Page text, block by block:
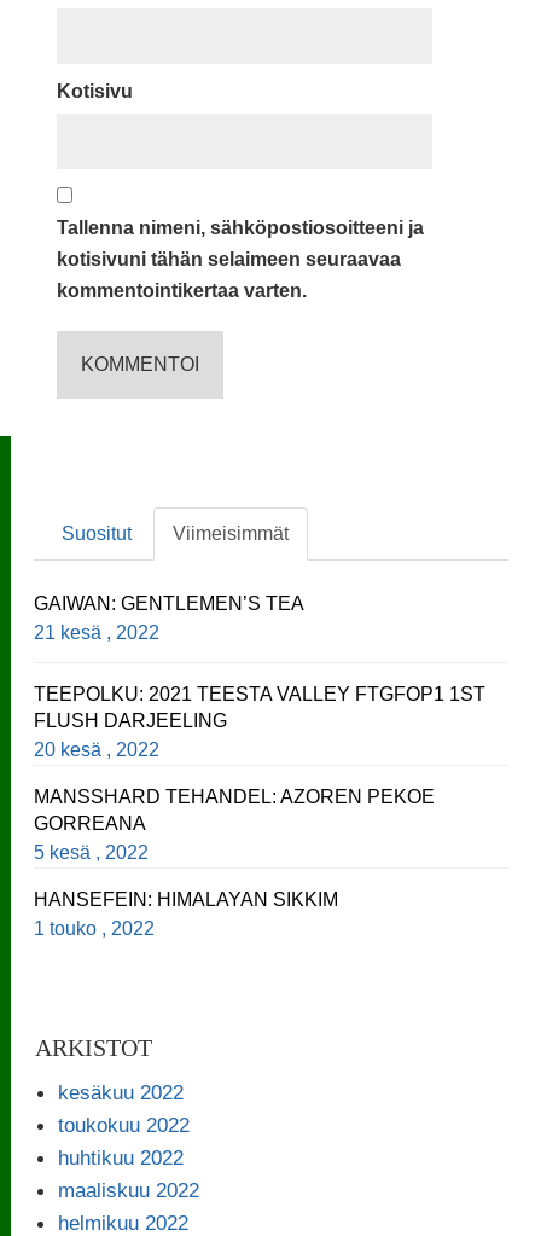
Kotisivu
Tallenna nimeni, sähköpostiosoitteeni ja
kotisivuni tähän selaimeen seuraavaa
kommentointikertaa varten.
Suositut Viimeisimmät
GAIWAN: GENTLEMEN’S TEA
21 kesä , 2022
TEEPOLKU: 2021 TEESTA VALLEY FTGFOP1 1ST
FLUSH DARJEELING
20 kesä , 2022
MANSSHARD TEHANDEL: AZOREN PEKOE
GORREANA
5 kesä , 2022
HANSEFEIN: HIMALAYAN SIKKIM
1 touko , 2022
ARKISTOT
kesäkuu 2022
toukokuu 2022
huhtikuu 2022
maaliskuu 2022
helmikuu 2022